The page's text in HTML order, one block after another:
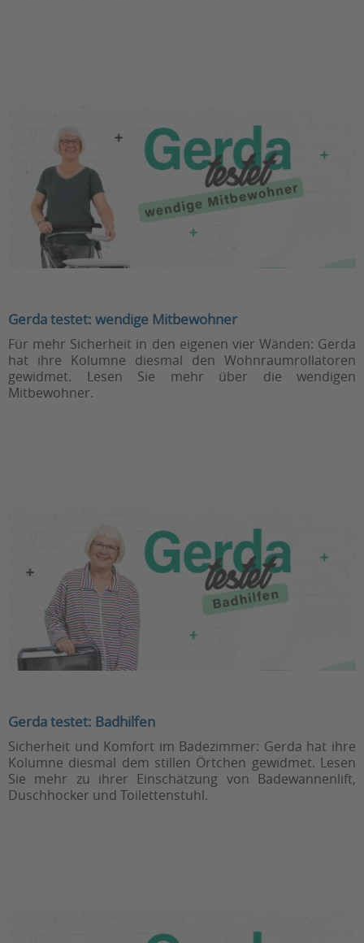
Gerda testet: Badhilfen
Sicherheit und Komfort im Badezimmer: Gerda hat ihre
Kolumne diesmal dem stillen Örtchen gewidmet. Lesen
Sie mehr zu ihrer Einschätzung von Badewannenlift,
Duschhocker und Toilettenstuhl.
Gerda testet: wendige Mitbewohner
Für mehr Sicherheit in den eigenen vier Wänden: Gerda
hat ihre Kolumne diesmal den Wohnraumrollatoren
gewidmet. Lesen Sie mehr über die wendigen
Mitbewohner.